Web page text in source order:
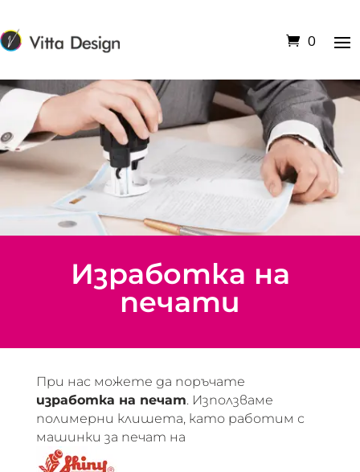
0
Изработка на
печати
При нас можете да поръчате
изработка на печат. Използваме
полимерни клишета, като работим с
машинки за печат на